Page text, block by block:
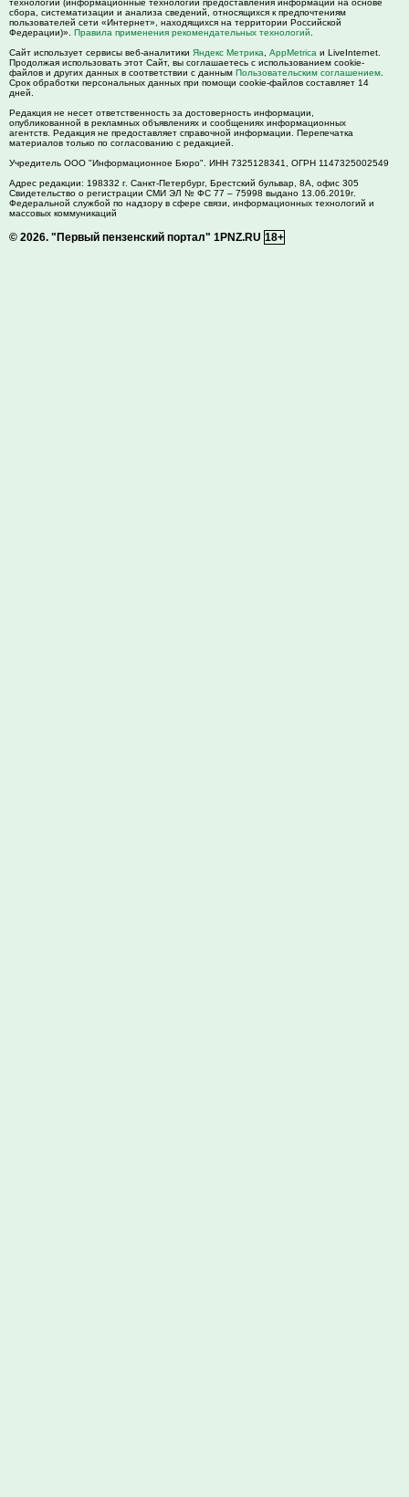
сбора, систематизации и анализа сведений, относящихся к предпочтениям
пользователей сети «Интернет», находящихся на территории Российской
Федерации)». Правила применения рекомендательных технологий
Сайт использует сервисы веб-аналитики Яндекс Метрика AppMetrica и LiveInternet.
Продолжая использовать этот Сайт, вы соглашаетесь с использованием cookie-
файлов и других данных в соответствии с данным Пользовательским соглашением
Срок обработки персональных данных при помощи cookie-файлов составляет 14
дней.
Редакция не несет ответственность за достоверность информации,
опубликованной в рекламных объявлениях и сообщениях информационных
агентств. Редакция не предоставляет справочной информации. Перепечатка
материалов только по согласованию с редакцией.
Учредитель ООО "Информационное Бюро". ИНН 7325128341, ОГРН 1147325002549
Адрес редакции: 198332 г. Санкт-Петербург, Брестский бульвар, 8А, офис 305
Свидетельство о регистрации СМИ ЭЛ № ФС 77 – 75998 выдано 13.06.2019г.
Федеральной службой по надзору в сфере связи, информационных технологий и
массовых коммуникаций
© 2026. "Первый пензенский портал" 1PNZ.RU 18+